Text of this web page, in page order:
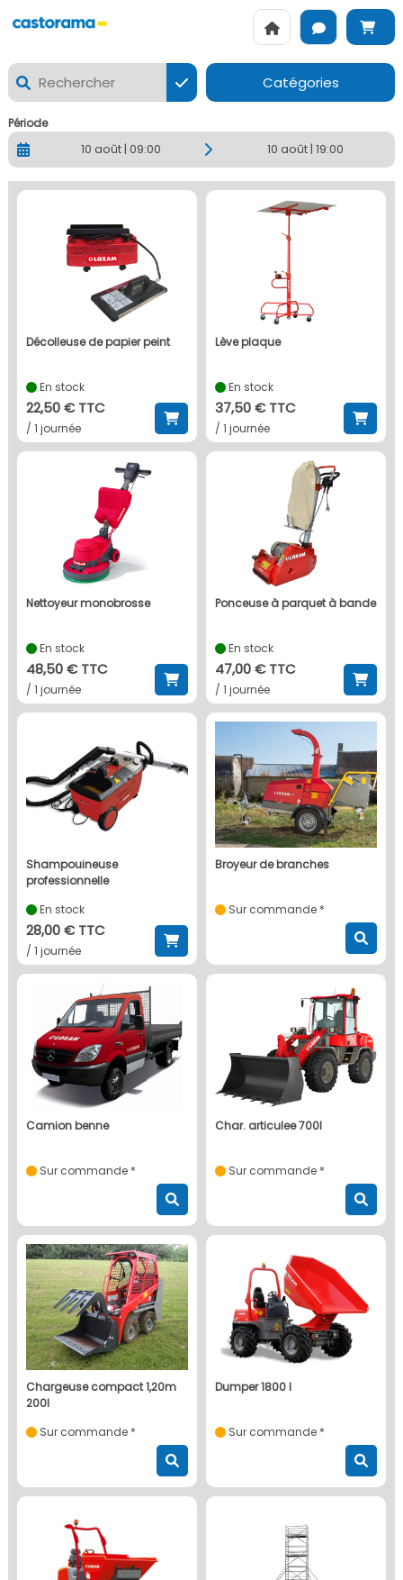
CASTORAMA VITROLLES - La location de matériels Loxam à
Catégories
Période
10 août | 09:00 10 août | 19:00
décolleuse de papier peint
En stock
22,50 € TTC
/ 1 journée
lève plaque
En stock
37,50 € TTC
/ 1 journée
nettoyeur monobrosse
En stock
48,50 € TTC
/ 1 journée
ponceuse à parquet à bande
En stock
47,00 € TTC
/ 1 journée
shampouineuse
professionnelle
En stock
28,00 € TTC
/ 1 journée
broyeur de branches
Sur commande *
camion benne
Sur commande *
char. articulee 700l
Sur commande *
chargeuse compact 1,20m
200l
Sur commande *
dumper 1800 l
Sur commande *